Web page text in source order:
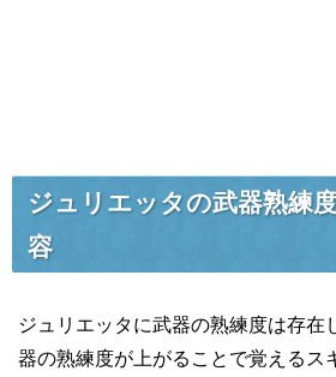
ジュリエッタの武器熟練
容
ジュリエッタに武器の熟練度は存在
器の熟練度が上がることで覚えるス